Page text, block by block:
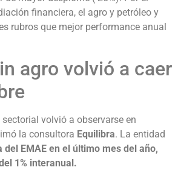
financiera, el agro y petróleo y
rubros que mejor performance anual
agro volvió a caer
sectorial volvió a observarse en
la consultora Equilibra. La entidad
del EMAE en el último mes del año,
1% interanual.